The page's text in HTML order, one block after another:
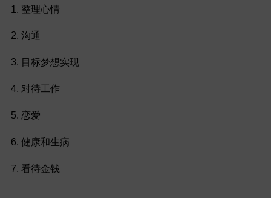
1. 整理心情
2. 沟通
3. 目标梦想实现
4. 对待工作
5. 恋爱
6. 健康和生病
7. 看待金钱